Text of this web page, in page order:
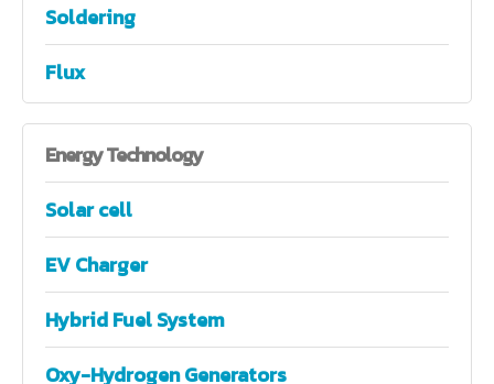
Soldering
Flux
EnergyTechnology
Solar cell
EV Charger
Hybrid Fuel System
Oxy-Hydrogen Generators